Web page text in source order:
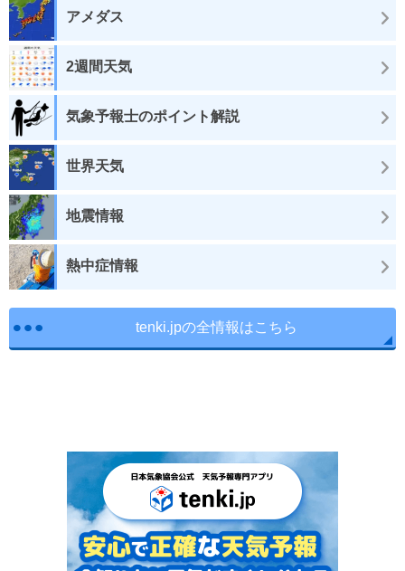
アメダス
2週間天気
気象予報士のポイント解説
世界天気
地震情報
熱中症情報
tenki.jpの全情報はこちら